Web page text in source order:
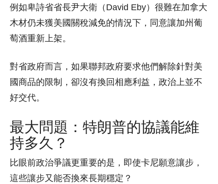
例如卑詩省省長尹大衛（David Eby）很難在加拿大
木材仍未獲美國關稅減免的情況下，同意讓加州葡
萄酒重新上架。
對省政府而言，如果聯邦政府要求他們解除針對美
國商品的限制，卻沒有換回相應利益，政治上並不
好交代。
最大問題：特朗普的協議能維
持多久？
比眼前政治爭議更重要的是，即使卡尼願意讓步，
這些讓步又能否換來長期穩定？